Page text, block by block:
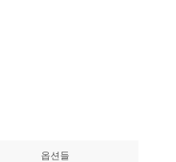
옵션들